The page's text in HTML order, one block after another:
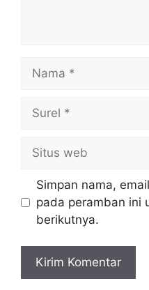
web
Simpan nama,
pada peramban ini
berikutnya.